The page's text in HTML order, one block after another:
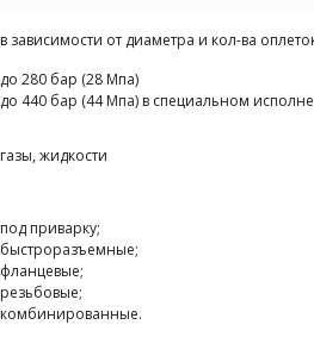
в зависимости от диаметра и кол-ва
до 280 бар (28 Мпа)
до 440 бар (44 Мпа) в специальном
газы, жидкости
под приварку;
быстроразъемные;
фланцевые;
резьбовые;
комбинированные.